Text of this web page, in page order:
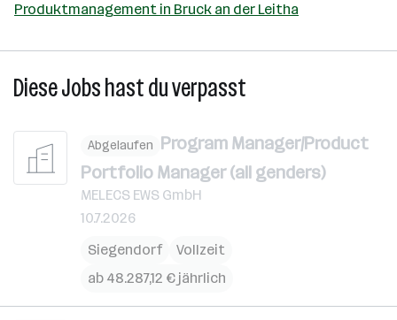
Produktmanagement in Bruck an der Leitha
Diese Jobs hast du verpasst
Abgelaufen Program Manager/Product
Portfolio Manager (all genders)
MELECS EWS GmbH
10.7.2026
Siegendorf
Vollzeit
ab 48.287,12 € jährlich